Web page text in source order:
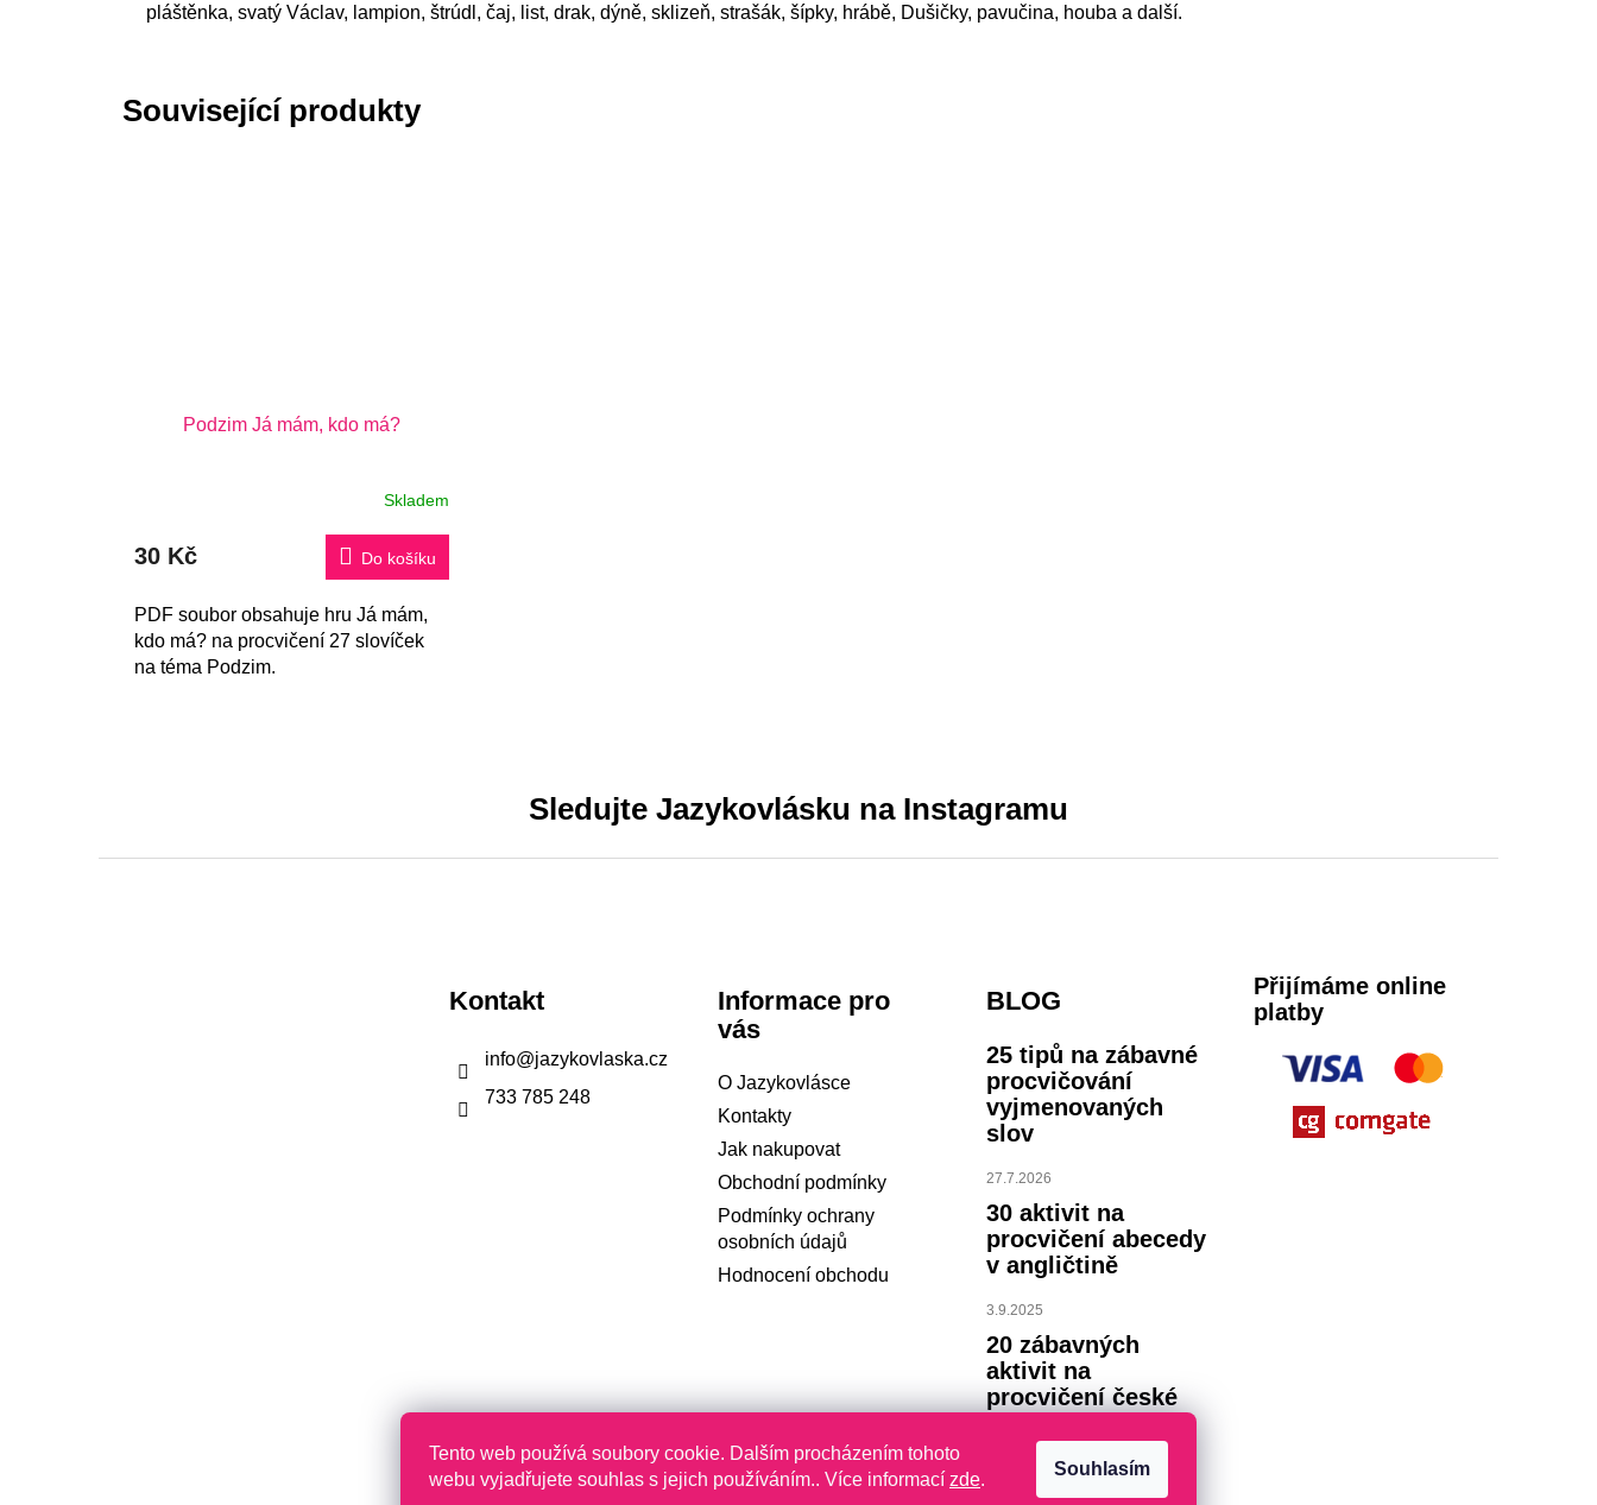
Tento web používá soubory cookie. Dalším procházením tohoto
webu vyjadřujete souhlas s jejich používáním.. Více informací zde.
Souhlasím
pláštěnka, svatý Václav, lampion, štrúdl, čaj, list, drak, dýně, sklizeň, strašák, šípky, hrábě, Dušičky, pavučina, houba a další.
Související produkty
Podzim Já mám, kdo má?
Skladem
30 Kč Do košíku
PDF soubor obsahuje hru Já mám,
kdo má? na procvičení 27 slovíček
na téma Podzim.
Sledujte Jazykovlásku na Instagramu
Kontakt
info@jazykovlaska.cz
733 785 248
Informace pro
vás
O Jazykovlásce
Kontakty
Jak nakupovat
Obchodní podmínky
Podmínky ochrany
osobních údajů
Hodnocení obchodu
BLOG
25 tipů na zábavné
procvičování
vyjmenovaných
slov
27.7.2026
30 aktivit na
procvičení abecedy
v angličtině
3.9.2025
20 zábavných
aktivit na
procvičení české
Přijímáme online
platby